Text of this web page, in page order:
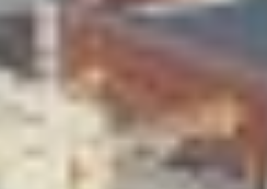
Mämminiemi
Taideapteekki
Kirjasto